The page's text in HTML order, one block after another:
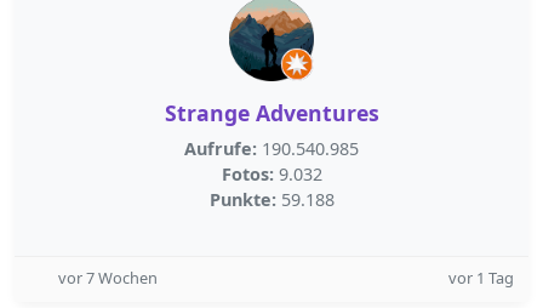
Strange Adventures
Aufrufe: 190.540.985
Fotos: 9.032
Punkte: 59.188
vor 7 Wochen vor 1 Tag